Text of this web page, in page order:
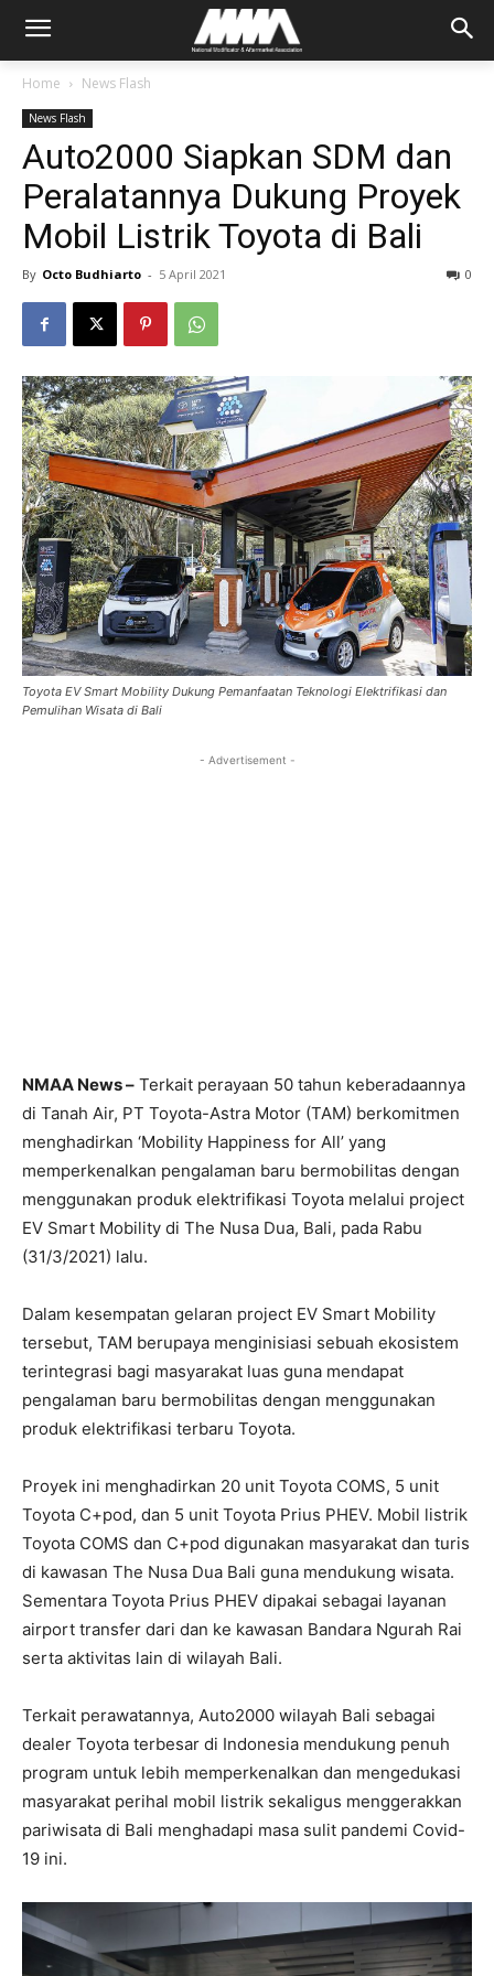
Home News Flash
News Flash
Auto2000 Siapkan SDM dan
Peralatannya Dukung Proyek
Mobil Listrik Toyota di Bali
By Octo Budhiarto - 5 April 2021 0
Toyota EV Smart Mobility Dukung Pemanfaatan Teknologi Elektrifikasi dan
Pemulihan Wisata di Bali
- Advertisement -
NMAA News – Terkait perayaan 50 tahun keberadaannya
di Tanah Air, PT Toyota-Astra Motor (TAM) berkomitmen
menghadirkan ‘Mobility Happiness for All’ yang
memperkenalkan pengalaman baru bermobilitas dengan
menggunakan produk elektrifikasi Toyota melalui project
EV Smart Mobility di The Nusa Dua, Bali, pada Rabu
(31/3/2021) lalu.
Dalam kesempatan gelaran project EV Smart Mobility
tersebut, TAM berupaya menginisiasi sebuah ekosistem
terintegrasi bagi masyarakat luas guna mendapat
pengalaman baru bermobilitas dengan menggunakan
produk elektrifikasi terbaru Toyota.
Proyek ini menghadirkan 20 unit Toyota COMS, 5 unit
Toyota C+pod, dan 5 unit Toyota Prius PHEV. Mobil listrik
Toyota COMS dan C+pod digunakan masyarakat dan turis
di kawasan The Nusa Dua Bali guna mendukung wisata.
Sementara Toyota Prius PHEV dipakai sebagai layanan
airport transfer dari dan ke kawasan Bandara Ngurah Rai
serta aktivitas lain di wilayah Bali.
Terkait perawatannya, Auto2000 wilayah Bali sebagai
dealer Toyota terbesar di Indonesia mendukung penuh
program untuk lebih memperkenalkan dan mengedukasi
masyarakat perihal mobil listrik sekaligus menggerakkan
pariwisata di Bali menghadapi masa sulit pandemi Covid-
19 ini.